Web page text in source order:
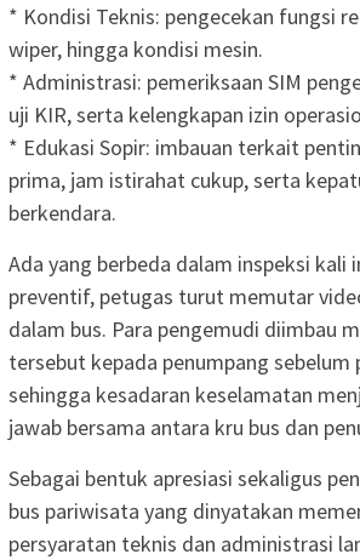
* Kondisi Teknis: pengecekan fungsi
wiper, hingga kondisi mesin.
* Administrasi: pemeriksaan SIM
uji KIR, serta kelengkapan izin
* Edukasi Sopir: imbauan terkait
prima, jam istirahat cukup, serta
berkendara.
Ada yang berbeda dalam inspeksi kali
preventif, petugas turut memutar
dalam bus. Para pengemudi diimbau
tersebut kepada penumpang sebelum
sehingga kesadaran keselamatan
jawab bersama antara kru bus dan
Sebagai bentuk apresiasi sekaligus
bus pariwisata yang dinyatakan
persyaratan teknis dan administrasi